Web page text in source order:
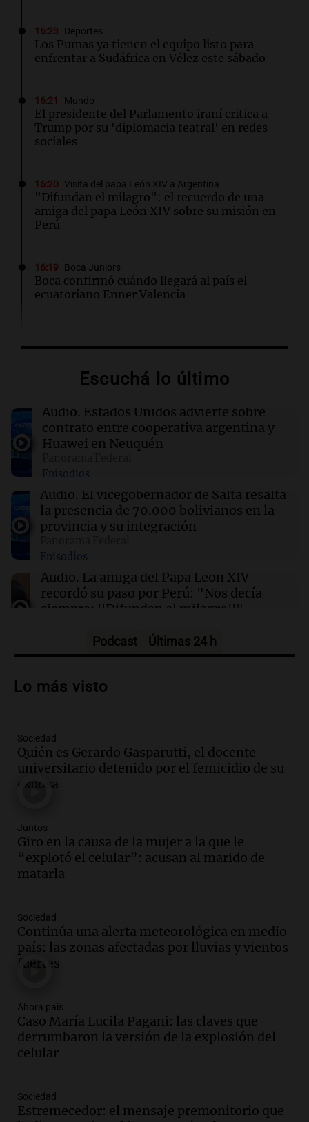
16:23 Deportes
Los Pumas ya tienen el equipo listo para
enfrentar a Sudáfrica en Vélez este sábado
16:21 Mundo
El presidente del Parlamento iraní critica a
Trump por su 'diplomacia teatral' en redes
sociales
16:20 Visita del papa León XIV a Argentina
"Difundan el milagro": el recuerdo de una
amiga del papa León XIV sobre su misión en
Perú
16:19 Boca Juniors
Boca confirmó cuándo llegará al país el
ecuatoriano Enner Valencia
Crisis sanitaria en Cisjordania: las políticas
Las primarias de Tennessee marcan el debut
de un controvertido mapa parlamentario que
16:00 Política y Economía
Dólar hoy, dólar blue hoy: a cuánto cerró este
jueves 6 de agosto
16:00 Sociedad
Candela Arizaga desligó a Facundo Moyano
tras declarar: "Tuve un brote, él no me hizo
Escuchá lo último
Audio. Estados Unidos advierte sobre
contrato entre cooperativa argentina y
Huawei en Neuquén
Episodios
Audio. El vicegobernador de Salta resalta
la presencia de 70.000 bolivianos en la
provincia y su integración
Episodios
Audio. La amiga del Papa León XIV
recordó su paso por Perú: "Nos decía
siempre: ''Difundan el milagro''"
Audio.Santa Fe, segunda provincia con
de Casa del Encuentro
Audio.
viviendas paralizadas tras el cierre de
Procrear en la provincia
Panorama Federal
Audio.
propiedad privada genera preocupación
y críticas entre senadores
Panorama Federal
un pilar cultural y social según Antonio
Marocco
Panorama Federal
Episodios
niños a Córdoba tras disputa de
custodia en Salta
Panorama Federal
Episodios
privada: el ruido que tapa cosas
importantes
Podcast Últimas 24 h
Lo más visto
Sociedad
Quién es Gerardo Gasparutti, el docente
universitario detenido por el femicidio de su
esposa
Juntos
Giro en la causa de la mujer a la que le
“explotó el celular”: acusan al marido de
matarla
Sociedad
Continúa una alerta meteorológica en medio
país: las zonas afectadas por lluvias y vientos
fuertes
Ahora país
Caso María Lucila Pagani: las claves que
derrumbaron la versión de la explosión del
celular
Sociedad
Estremecedor: el mensaje premonitorio que